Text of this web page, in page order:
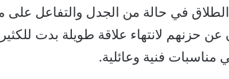
في حالة من الجدل والتفاعل على
حزنهم لانتهاء علاقة طويلة بدت
مناسبات فنية وعائلية.